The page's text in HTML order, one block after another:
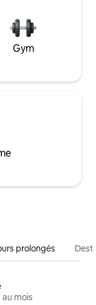
Gym
prolongés
mois